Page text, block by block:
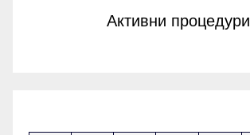
Активни процедури